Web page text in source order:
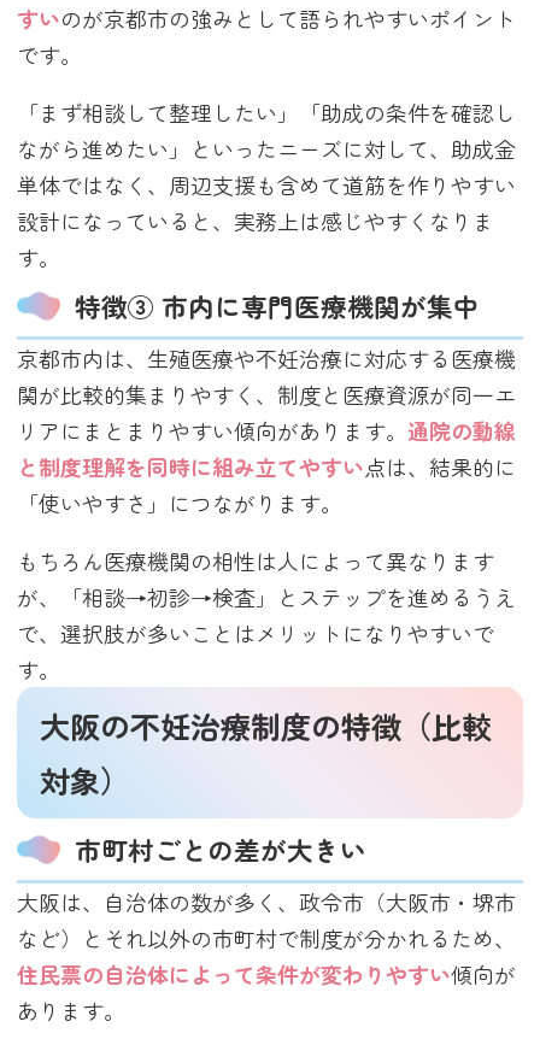
すいのが京都市の強みとして語られやすいポイント
です。
「まず相談して整理したい」「助成の条件を確認し
ながら進めたい」といったニーズに対して、助成金
単体ではなく、周辺支援も含めて道筋を作りやすい
設計になっていると、実務上は感じやすくなりま
す。
特徴③ 市内に専門医療機関が集中
京都市内は、生殖医療や不妊治療に対応する医療機
関が比較的集まりやすく、制度と医療資源が同一エ
リアにまとまりやすい傾向があります。通院の動線
と制度理解を同時に組み立てやすい点は、結果的に
「使いやすさ」につながります。
もちろん医療機関の相性は人によって異なります
が、「相談→初診→検査」とステップを進めるうえ
で、選択肢が多いことはメリットになりやすいで
す。
大阪の不妊治療制度の特徴（比較
対象）
市町村ごとの差が大きい
大阪は、自治体の数が多く、政令市（大阪市・堺市
など）とそれ以外の市町村で制度が分かれるため、
住民票の自治体によって条件が変わりやすい傾向が
あります。